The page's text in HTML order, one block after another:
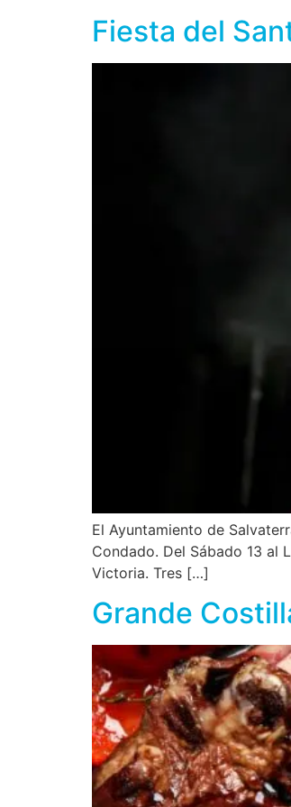
Fiesta del
El Ayuntamiento de
Condado. Del Sábado 13 al
Victoria. Tres […]
Grande